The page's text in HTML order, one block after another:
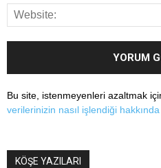
Bu site, istenmeyenleri azaltmak
verilerinizin nasıl işlendiği
KÖŞE YAZILARI